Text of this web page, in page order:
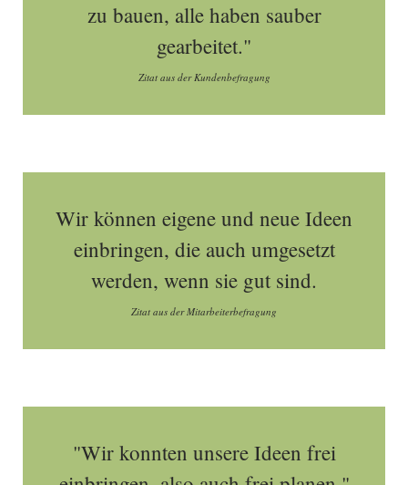
zu bauen, alle haben sauber
gearbeitet."
Zitat aus der Kundenbefragung
Wir können eigene und neue Ideen
einbringen, die auch umgesetzt
werden, wenn sie gut sind.
Zitat aus der Mitarbeiterbefragung
"Wir konnten unsere Ideen frei